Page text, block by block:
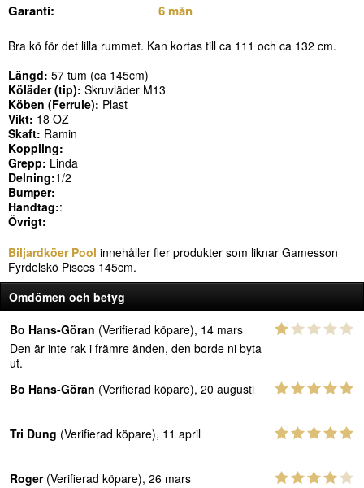
Garanti: 6 mån
Bra kö för det lilla rummet. Kan kortas till ca 111 och ca 132 cm.
Längd: 57 tum (ca 145cm)
Köläder (tip): Skruvläder M13
Köben (Ferrule): Plast
Vikt: 18 OZ
Skaft: Ramin
Koppling:
Grepp: Linda
Delning:1/2
Bumper:
Handtag::
Övrigt:
Biljardköer Pool innehåller fler produkter som liknar Gamesson
Fyrdelskö Pisces 145cm.
Omdömen och betyg
Bo Hans-Göran (Verifierad köpare), 14 mars
Den är inte rak i främre änden, den borde ni byta
ut.
Bo Hans-Göran (Verifierad köpare), 20 augusti
Tri Dung (Verifierad köpare), 11 april
Roger(Verifierad köpare), 26 mars